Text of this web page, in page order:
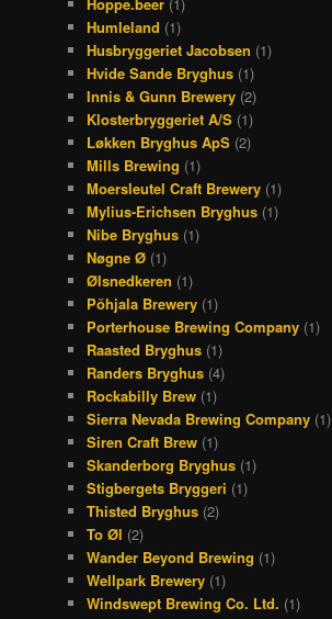
Humleland (1)
Husbryggeriet Jacobsen (1)
Hvide Sande Bryghus (1)
Innis & Gunn Brewery (2)
Klosterbryggeriet A/S (1)
Løkken Bryghus ApS (2)
Mills Brewing (1)
Moersleutel Craft Brewery (1)
Mylius-Erichsen Bryghus (1)
Nibe Bryghus (1)
Nøgne Ø (1)
Ølsnedkeren (1)
Põhjala Brewery (1)
Porterhouse Brewing Company (1)
Raasted Bryghus (1)
Randers Bryghus (4)
Rockabilly Brew (1)
Sierra Nevada Brewing Company (1)
Siren Craft Brew (1)
Skanderborg Bryghus (1)
Stigbergets Bryggeri (1)
Thisted Bryghus (2)
To Øl (2)
Wander Beyond Brewing (1)
Wellpark Brewery (1)
Windswept Brewing Co. Ltd. (1)